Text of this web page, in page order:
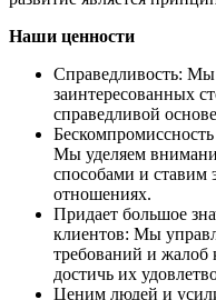
Наши ценности
Справедливость: Мы
заинтересованных
справедливой
Мы уделяем
способами и ставим
отношениях.
Придает большое
клиентов: Мы
требований и жалоб
достичь их
Ценим людей и